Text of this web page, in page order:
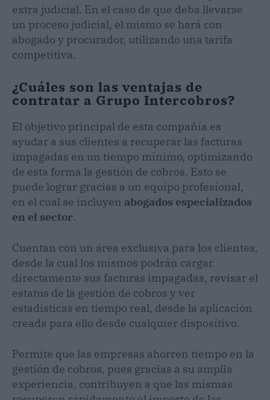
extra judicial. En el caso de que deba llevarse
un proceso judicial, el mismo se hará con
abogado y procurador, utilizando una tarifa
competitiva.
¿Cuáles son las ventajas de
contratar a Grupo Intercobros?
El objetivo principal de esta compañía es
ayudar a sus clientes a recuperar las facturas
impagadas en un tiempo mínimo, optimizando
de esta forma la gestión de cobros. Esto se
puede lograr gracias a un equipo profesional,
en el cual se incluyen abogados especializados
en el sector.
Cuentan con un área exclusiva para los clientes,
desde la cual los mismos podrán cargar
directamente sus facturas impagadas, revisar el
estatus de la gestión de cobros y ver
estadísticas en tiempo real, desde la aplicación
creada para ello desde cualquier dispositivo.
Permite que las empresas ahorren tiempo en la
gestión de cobros, pues gracias a su amplia
experiencia, contribuyen a que las mismas